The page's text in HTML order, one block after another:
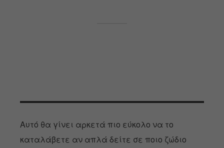
Αυτό θα γίνει αρκετά πιο εύκολο να το
καταλάβετε αν απλά δείτε σε ποιο ζώδιο